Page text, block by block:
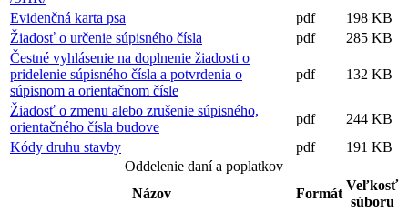
Evidenčná karta psa
pdf
198 KB
Žiadosť o určenie súpisného čísla
pdf
285 KB
Čestné vyhlásenie na doplnenie žiadosti o
pridelenie súpisného čísla a potvrdenia o
súpisnom a orientačnom čísle
pdf 132 KB
Žiadosť o zmenu alebo zrušenie súpisného,
orientačného čísla budove
pdf
244 KB
Kódy druhu stavby
pdf
191 KB
Oddelenie daní a poplatkov
Názov
Formát
Veľkosť
súboru